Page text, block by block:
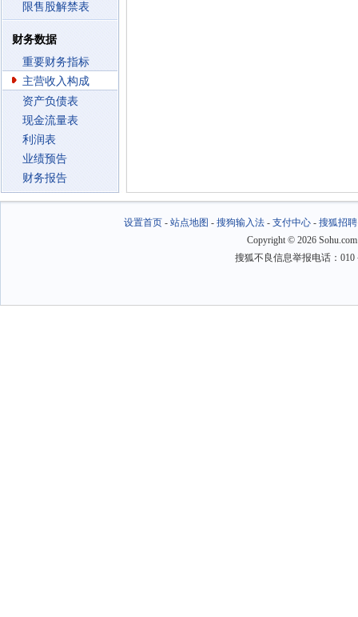
限售股解禁表
财务数据
重要财务指标
主营收入构成
资产负债表
现金流量表
利润表
业绩预告
财务报告
设置首页- 站点地图 - 搜狗输入法- 支付中心- 搜狐招聘
Copyright © 2026
搜狐不良信息举报电话：010